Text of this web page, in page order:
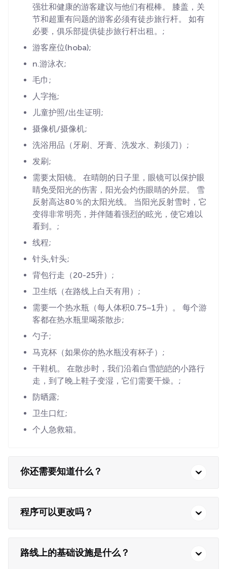
强壮和健康的游客建议与他们有棍棒。 膝盖，关
节和超重有问题的游客必须有徒步旅行杆。 如有
必要，俱乐部提供徒步旅行杆出租。;
游客座位(hoba);
n.游泳衣;
毛巾;
人字拖;
儿童护照/出生证明;
摄像机/摄像机;
洗浴用品（牙刷、牙膏、洗发水、剃须刀）;
发刷;
需要太阳镜。 在晴朗的日子里，眼镜可以保护眼
睛免受阳光的伤害，阳光会灼伤眼睛的外层。 雪
反射高达80％的太阳光线。 当阳光反射雪时，它
变得非常明亮，并伴随着强烈的眩光，使它难以
看到。;
线程;
针头,针头;
背包行走（20-25升）;
卫生纸（在路线上白天有用）;
需要一个热水瓶（每人体积0.75–1升）。 每个游
客都在热水瓶里喝茶散步;
勺子;
马克杯（如果你的热水瓶没有杯子）;
干鞋机。 在散步时，我们沿着白雪皑皑的小路行
走，到了晚上鞋子变湿，它们需要干燥。;
防晒露;
卫生口红;
个人急救箱。
你还需要知道什么？
程序可以更改吗？
路线上的基础设施是什么？